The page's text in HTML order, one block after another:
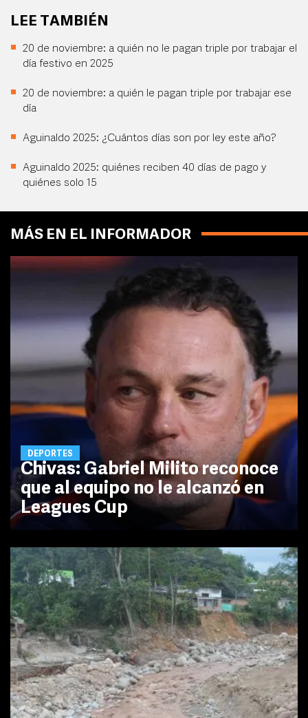
LEE TAMBIÉN
20 de noviembre: a quién no le pagan triple por trabajar el
día festivo en 2025
20 de noviembre: a quién le pagan triple por trabajar ese
día
Aguinaldo 2025: ¿Cuántos días son por ley este año?
Aguinaldo 2025: quiénes reciben 40 días de pago y
quiénes solo 15
MÁS EN EL INFORMADOR
DEPORTES
Chivas: Gabriel Milito reconoce
que al equipo no le alcanzó en
Leagues Cup